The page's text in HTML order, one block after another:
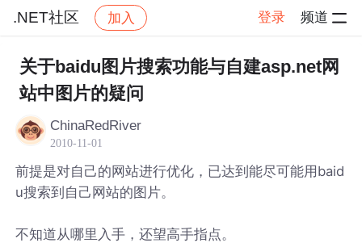
.NET社区 加入 登录 频道
社区 .NET社区 帖子详情
关于baidu图片搜索功能与自建asp.net网
站中图片的疑问
ChinaRedRiver
2010-11-01
前提是对自己的网站进行优化，已达到能尽可能用baid
u搜索到自己网站的图片。
不知道从哪里入手，还望高手指点。